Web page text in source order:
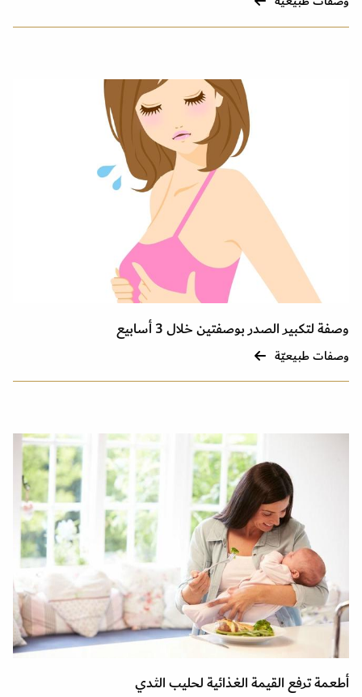
وصفة لتكبير الصدر بوصفتين خلال 3 أسابيع
وصفات طبيعيّة
أطعمة ترفع القيمة الغذائية لحليب الثدي